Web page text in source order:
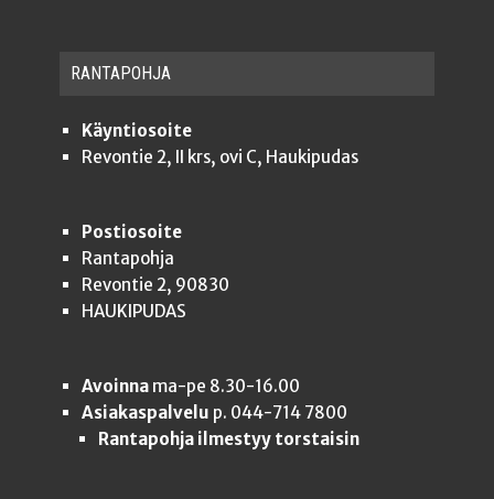
RAN­TA­POH­JA
Käyntiosoite
Revontie 2, II krs, ovi C, Haukipudas
Postiosoite
Rantapohja
Revontie 2, 90830
HAUKIPUDAS
Avoinnama-pe 8.30-16.00
Asiakaspalvelu p. 044-714 7800
Rantapohja ilmestyy torstaisin